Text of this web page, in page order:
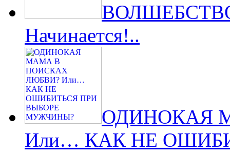
ВОЛШЕБСТВО
Начинается!..
ОДИНОКАЯ
Или… КАК НЕ